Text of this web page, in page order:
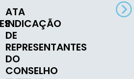
ATA
INDICAÇÃO
DE
REPRESENTANTES
DO
CONSELHO